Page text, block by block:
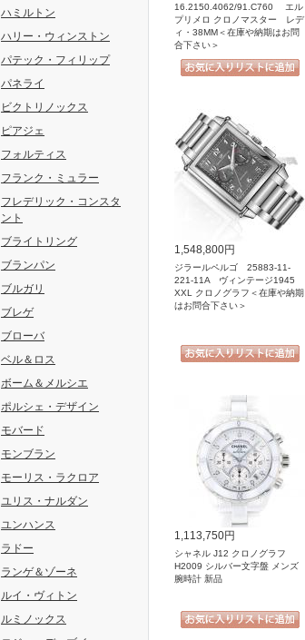
16.2150.4062/91.C760 エル
プリメロ クロノマスター レデ
ィ・38MM＜在庫や納期はお問
合下さい＞
1,548,800円
ジラールペルゴ 25883-11-
221-11A ヴィンテージ1945
XXL クロノグラフ＜在庫や納期
はお問合下さい＞
1,113,750円
シャネル J12 クロノグラフ
H2009 シルバー文字盤 メンズ
腕時計 新品
ハミルトン
ハリー・ウィンストン
パテック・フィリップ
パネライ
ビクトリノックス
ピアジェ
フォルティス
フランク・ミュラー
フレデリック・コンスタ
ント
ブライトリング
ブランパン
ブルガリ
ブレゲ
ブローバ
ベル＆ロス
ボーム＆メルシエ
ポルシェ・デザイン
モバード
モンブラン
モーリス・ラクロア
ユリス・ナルダン
ユンハンス
ラドー
ランゲ＆ゾーネ
ルイ・ヴィトン
ルミノックス